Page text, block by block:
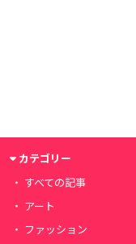
カテゴリー
すべての記事
アート
ファッション